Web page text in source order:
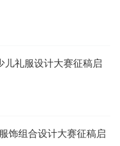
儿礼服设计大赛征稿启
饰组合设计大赛征稿启